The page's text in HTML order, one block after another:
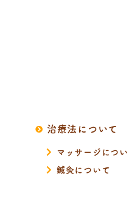
治療法について
マッサージにつ
鍼灸について